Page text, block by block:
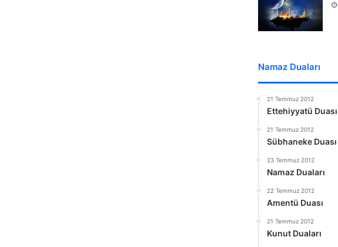
Namaz Duaları
21 Temmuz 2012
Ettehiyyatü Duası
21 Temmuz 2012
Sübhaneke Duası
23 Temmuz 2012
Namaz Duaları
22 Temmuz 2012
Amentü Duası
21 Temmuz 2012
Kunut Duaları